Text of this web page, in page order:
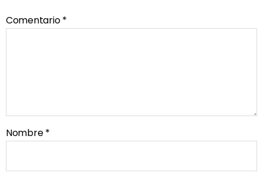
Comentario*
Nombre*